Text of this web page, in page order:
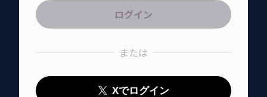
または
Xでログイン